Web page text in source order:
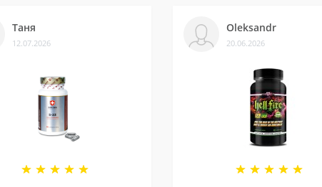
безліч замовлень, протестували багато продуктів і
Таня
12.07.2026
Oleksandr
20.06.2026